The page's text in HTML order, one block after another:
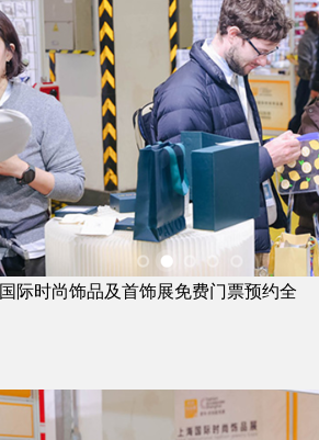
际时尚饰品及首饰展免费门票预约全